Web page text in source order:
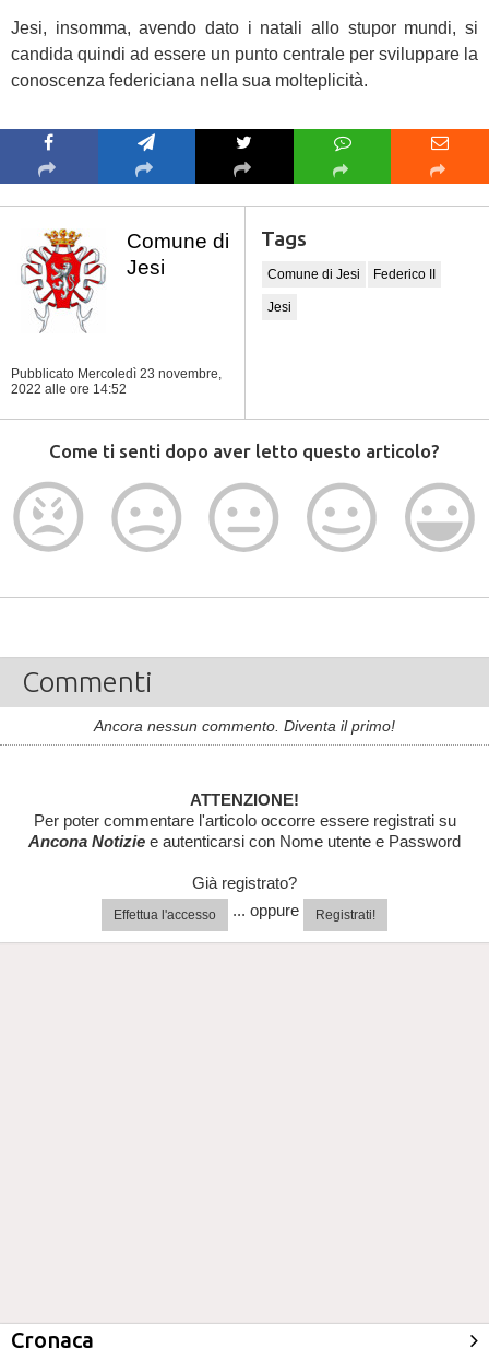
Jesi, insomma, avendo dato i natali allo stupor mundi, si
candida quindi ad essere un punto centrale per sviluppare la
conoscenza federiciana nella sua molteplicità.
Comune di
Jesi
Pubblicato Mercoledì 23 novembre,
2022 alle ore 14:52
Tags
Comune di Jesi Federico II
Jesi
Come ti senti dopo aver letto questo articolo?
Commenti
Ancora nessun commento. Diventa il primo!
ATTENZIONE!
Per poter commentare l'articolo occorre essere registrati su
Ancona Notizie e autenticarsi con Nome utente e Password
Già registrato?
Effettua l'accesso ... oppure Registrati!
Cronaca